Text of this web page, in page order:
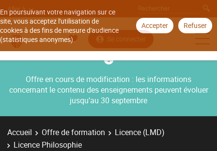
En poursuivant votre navigation sur ce
site, vous acceptez l'utilisation de
cookies à des fins de mesure d'audience
(statistiques anonymes).
Accepter Refuser
Aller à
Se connecter
Offre en cours de modification : les informations
concernant le contenu des enseignements peuvent évoluer
jusqu’au 30 septembre
Accueil Offre de formation
Licence (LMD)
Licence Philosophie